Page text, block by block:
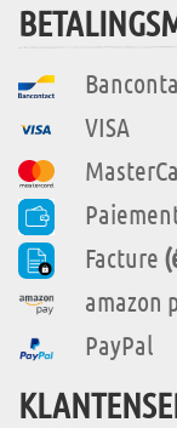
VISA
Facture
amazon
PayPal